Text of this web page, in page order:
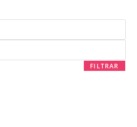
FILTRAR